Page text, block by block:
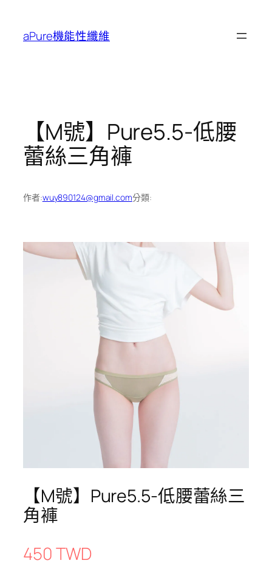
aPure機能性纖維
【M號】Pure5.5-低腰
蕾絲三角褲
作者:wuy890124@gmail.com分類:
【M號】Pure5.5-低腰蕾絲三
角褲
450 TWD